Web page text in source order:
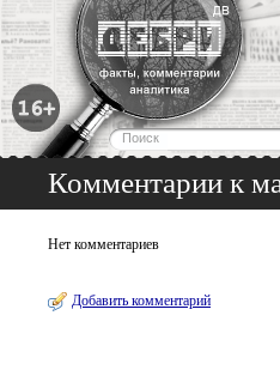
Комментарии к
Нет комментариев
Добавить комментарий